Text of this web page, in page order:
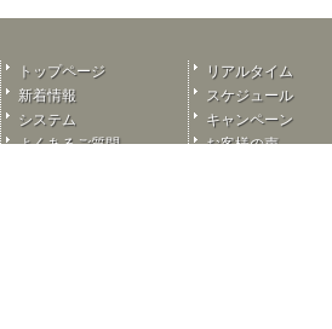
トップページ
リアルタイム
新着情報
スケジュール
システム
キャンペーン
よくあるご質問
お客様の声